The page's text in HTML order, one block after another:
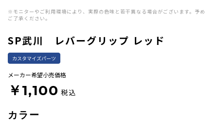
※モニターやご利用環境により、実際の色味と若干異なる場合がございます。予め
ご了承ください。
カスタマイズパーツ
SP武川 レバーグリップ レッド
メーカー希望小売価格
￥1,100 税込
カラー